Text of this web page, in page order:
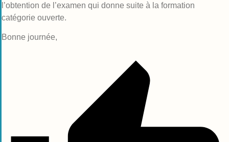
l’obtention de l’examen qui donne suite à la formation
catégorie ouverte.
Bonne journée,